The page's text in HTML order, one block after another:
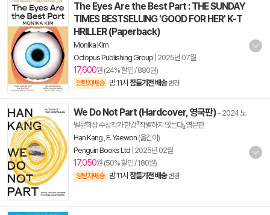
The Eyes Are the Best Part : THE SUNDAY
TIMES BESTSELLING 'GOOD FOR HER' K-T
HRILLER (Paperback)
Monika Kim
Octopus Publishing Group 2025년 07월
17,600원 (24% 할인 / 880원)
양탄자배송 밤 11시 잠들기전 배송 변경
We Do Not Part (Hardcover, 영국판) - 2024 노
벨문학상 수상작가 한강『작별하지 않는다』영문판
Han Kang E. Yaewon (옮긴이)
Penguin Books Ltd 2025년 02월
17,050원 (50% 할인 / 180원)
양탄자배송 밤 11시 잠들기전 배송 변경